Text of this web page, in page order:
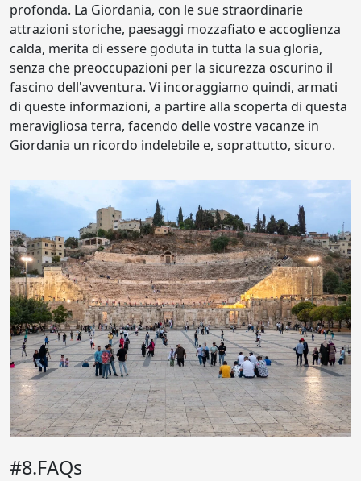
profonda. La Giordania, con le sue straordinarie
attrazioni storiche, paesaggi mozzafiato e accoglienza
calda, merita di essere goduta in tutta la sua gloria,
senza che preoccupazioni per la sicurezza oscurino il
fascino dell'avventura. Vi incoraggiamo quindi, armati
di queste informazioni, a partire alla scoperta di questa
meravigliosa terra, facendo delle vostre vacanze in
Giordania un ricordo indelebile e, soprattutto, sicuro.
#8.FAQs